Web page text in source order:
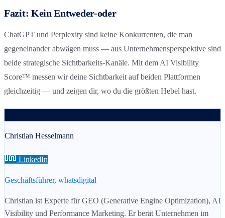
Fazit: Kein Entweder-oder
ChatGPT und Perplexity sind keine Konkurrenten, die man
gegeneinander abwägen muss — aus Unternehmensperspektive sind
beide strategische Sichtbarkeits-Kanäle. Mit dem AI Visibility
Score™ messen wir deine Sichtbarkeit auf beiden Plattformen
gleichzeitig — und zeigen dir, wo du die größten Hebel hast.
Christian Hesselmann
LinkedIn
Geschäftsführer, whatsdigital
Christian ist Experte für GEO (Generative Engine Optimization), AI
Visibility und Performance Marketing. Er berät Unternehmen im